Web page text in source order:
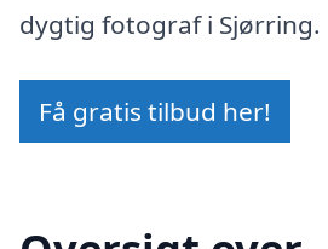
dygtig fotograf i Sjørring.
Få gratis tilbud her!